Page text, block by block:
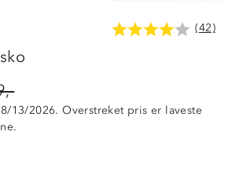
(42)
13/2026. Overstreket pris er laveste